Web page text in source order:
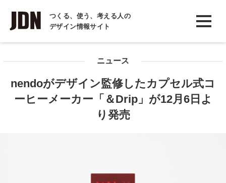
つくる、使う、考える人の
デザイン情報サイト
INTERVIEW
インタビュー
COLUMN
ニュース
nendoがデザイン監修したカプセル式コ
ーヒーメーカー「＆Drip」が12月6日よ
り発売